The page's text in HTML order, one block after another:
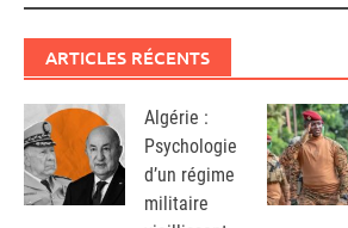
ARTICLES RÉCENTS
Algérie :
Psychologie
d’un régime
militaire